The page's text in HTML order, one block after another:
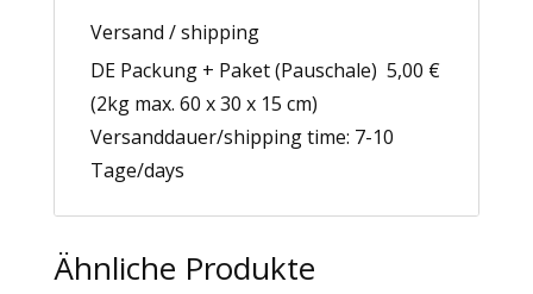
Versand / shipping
DE Packung + Paket (Pauschale) 5,00 €
(2kg max. 60 x 30 x 15 cm)
Versanddauer/shipping time: 7-10
Tage/days
Ähnliche Produkte